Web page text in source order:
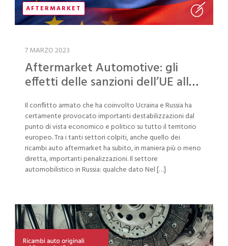
AFTERMARKET
7 MARZO 2023
Aftermarket Automotive: gli
effetti delle sanzioni dell’UE alla
Il conflitto armato che ha coinvolto Ucraina e Russia ha
certamente provocato importanti destabilizzazioni dal
punto di vista economico e politico su tutto il territorio
europeo. Tra i tanti settori colpiti, anche quello dei
ricambi auto aftermarket ha subito, in maniera più o meno
diretta, importanti penalizzazioni. Il settore
automobilistico in Russia: qualche dato Nel […]